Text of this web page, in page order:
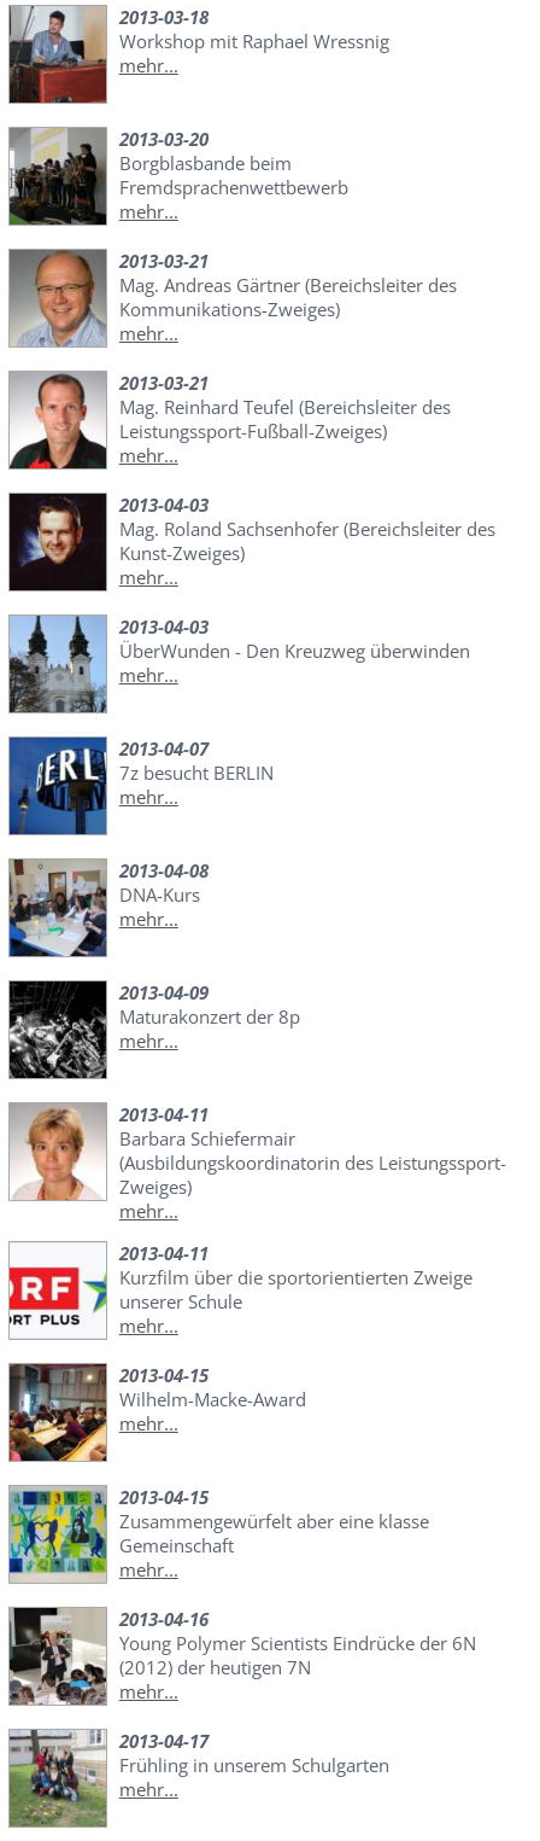
2013-03-18
Workshop mit Raphael Wressnig
mehr...
2013-03-20
Borgblasbande beim
Fremdsprachenwettbewerb
mehr...
2013-03-21
Mag. Andreas Gärtner (Bereichsleiter des
Kommunikations-Zweiges)
mehr...
2013-03-21
Mag. Reinhard Teufel (Bereichsleiter des
Leistungssport-Fußball-Zweiges)
mehr...
2013-04-03
Mag. Roland Sachsenhofer (Bereichsleiter des
Kunst-Zweiges)
mehr...
2013-04-03
ÜberWunden - Den Kreuzweg überwinden
mehr...
2013-04-07
7z besucht BERLIN
mehr...
2013-04-08
DNA-Kurs
mehr...
2013-04-09
Maturakonzert der 8p
mehr...
2013-04-11
Barbara Schiefermair
(Ausbildungskoordinatorin des Leistungssport-
Zweiges)
mehr...
2013-04-11
Kurzfilm über die sportorientierten Zweige
unserer Schule
mehr...
2013-04-15
Wilhelm-Macke-Award
mehr...
2013-04-15
Zusammengewürfelt aber eine klasse
Gemeinschaft
mehr...
2013-04-16
Young Polymer Scientists Eindrücke der 6N
(2012) der heutigen 7N
mehr...
2013-04-17
Frühling in unserem Schulgarten
mehr...